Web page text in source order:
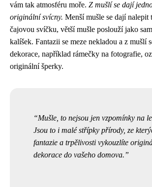
vám tak atmosféru moře. Z mušlí se dají
originální svícny. Menší mušle se dají nalepit
čajovou svíčku, větší mušle poslouží jako
kalíšek. Fantazii se meze nekladou a z mušlí
dekorace, například rámečky na fotografie,
originální šperky.
Mušle, to nejsou jen vzpomínky na
Jsou to i malé střípky přírody, ze
fantazie a trpělivosti vykouzlíte
dekorace do vašeho domova.